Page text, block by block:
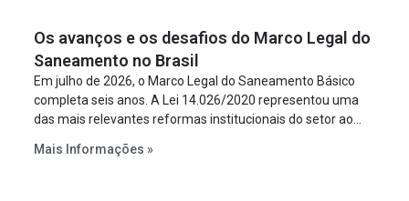
projeto a projeto.
Os avanços e os desafios do Marco Legal do
Saneamento no Brasil
Em julho de 2026, o Marco Legal do Saneamento Básico
completa seis anos. A Lei 14.026/2020 representou uma
das mais relevantes reformas institucionais do setor ao
serviços, ampliar a participação da iniciativa privada,
Mais Informações »